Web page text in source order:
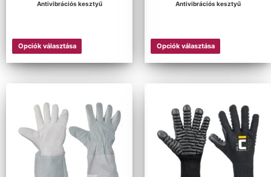
Antivibrációs kesztyű
Opciók választása
Antivibrációs kesztyű
Opciók választása